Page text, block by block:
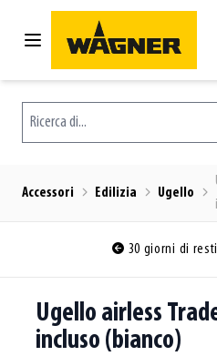
Salta al contenuto
Ricerca di...
Accessori Edilizia Ugello
30 giorni di
Ugello airless
incluso (bianco)